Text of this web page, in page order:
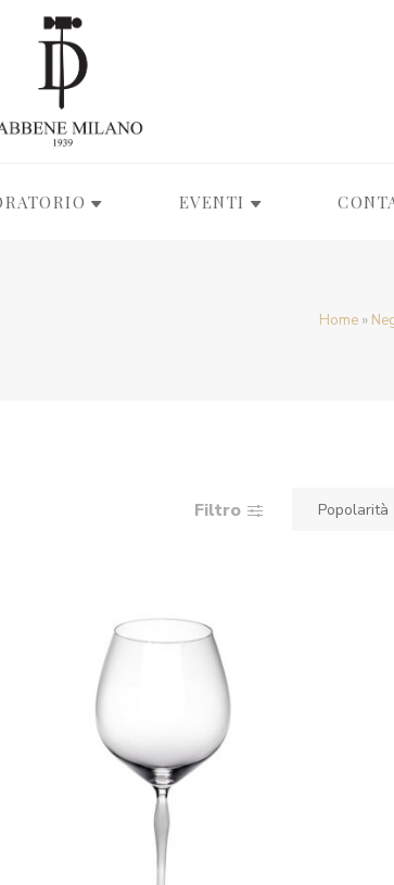
EVENTI
Home »
Filtro